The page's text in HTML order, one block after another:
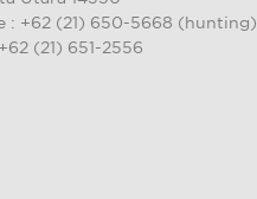
: +62 (21) 650-5668 (hunting)
(21) 651-2556